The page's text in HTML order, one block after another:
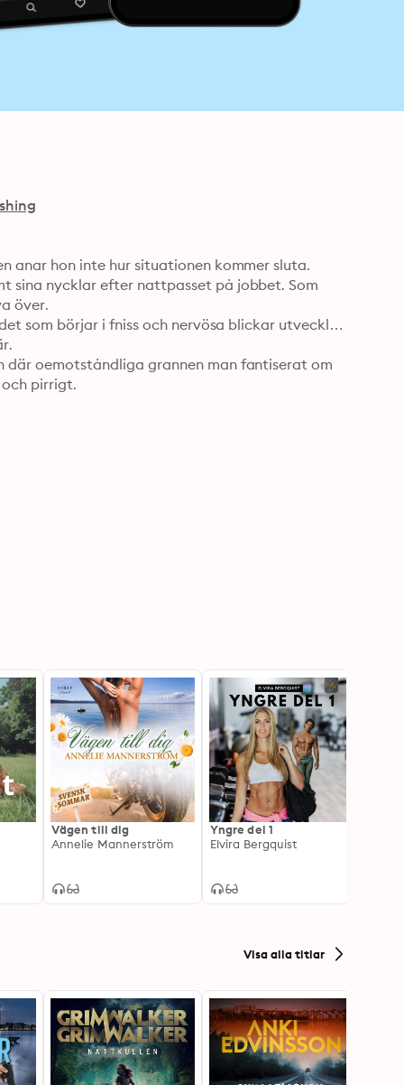
hon inte hur situationen kommer sluta.
sina nycklar efter nattpasset på jobbet. Som
över.
som börjar i fniss och nervösa blickar utvecklas
där oemotståndliga grannen man fantiserat om
pirrigt.
Vägen till dig
Annelie Mannerström
Yngre del 1
Elvira Bergquist
Visa alla titlar